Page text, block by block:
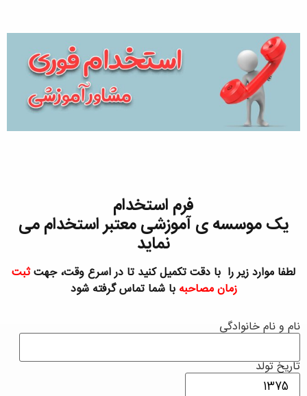
فرم استخدام
یک موسسه ی آموزشی معتبر استخدام می
نماید
لطفا موارد زیر را با دقت تکمیل کنید تا در اسرع وقت، جهتثبت
زمان مصاحبه با شما تماس گرفته شود
نام و نام خانوادگی
تاریخ تولد